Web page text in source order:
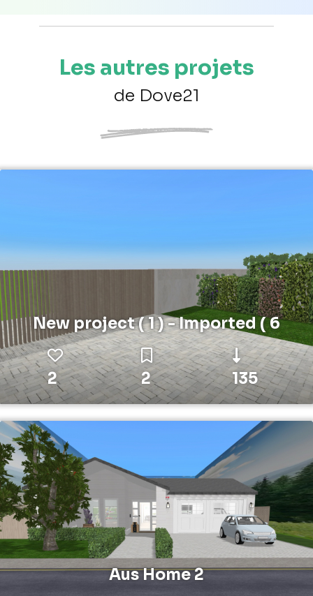
Les autres projets
de Dove21
New project ( 1 ) - Imported ( 6
2 2 135
Aus Home 2